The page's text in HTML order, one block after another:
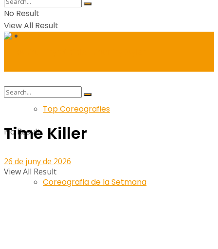
Top Coreografies
Coreografia de la Setmana
No Result
View All Result
No Result
View All Result
Time Killer
26 de juny de 2026